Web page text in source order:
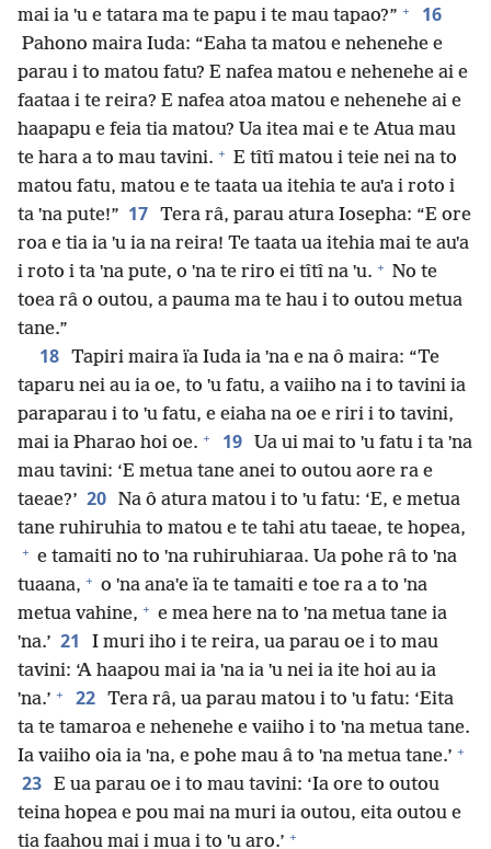
mai ia ˈu e tatara ma te papu i te mau tapao?” + 16
Pahono maira Iuda: “Eaha ta matou e nehenehe e
parau i to matou fatu? E nafea matou e nehenehe ai e
faataa i te reira? E nafea atoa matou e nehenehe ai e
haapapu e feia tia matou? Ua itea mai e te Atua mau
te hara a to mau tavini. + E tîtî matou i teie nei na to
matou fatu, matou e te taata ua itehia te auˈa i roto i
ta ˈna pute!” 17 Tera râ, parau atura Iosepha: “E ore
roa e tia ia ˈu ia na reira! Te taata ua itehia mai te auˈa
i roto i ta ˈna pute, o ˈna te riro ei tîtî na ˈu. + No te
toea râ o outou, a pauma ma te hau i to outou metua
tane.”
18 Tapiri maira ïa Iuda ia ˈna e na ô maira: “Te
taparu nei au ia oe, to ˈu fatu, a vaiiho na i to tavini ia
paraparau i to ˈu fatu, e eiaha na oe e riri i to tavini,
mai ia Pharao hoi oe. + 19
Ua ui mai to ˈu fatu i ta ˈna
mau tavini: ‘E metua tane anei to outou aore ra e
taeae?’ 20 Na ô atura matou i to ˈu fatu: ‘E, e metua
tane ruhiruhia to matou e te tahi atu taeae, te hopea,
+ e tamaiti no to ˈna ruhiruhiaraa. Ua pohe râ to ˈna
tuaana, + o ˈna anaˈe ïa te tamaiti e toe ra a to ˈna
metua vahine, + e mea here na to ˈna metua tane ia
ˈna.’ 21
I muri iho i te reira, ua parau oe i to mau
tavini: ‘A haapou mai ia ˈna ia ˈu nei ia ite hoi au ia
ˈna.’ + 22 Tera râ, ua parau matou i to ˈu fatu: ‘Eita
ta te tamaroa e nehenehe e vaiiho i to ˈna metua tane.
Ia vaiiho oia ia ˈna, e pohe mau â to ˈna metua tane.’ +
23 E ua parau oe i to mau tavini: ‘Ia ore to outou
teina hopea e pou mai na muri ia outou, eita outou e
tia faahou mai i mua i to ˈu aro.’ +